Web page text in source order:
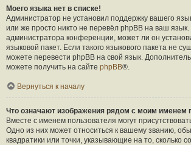
Моего языка нет в списке!
Администратор не установил поддержку вашего
или же просто никто не перевёл phpBB на ваш
администратора конференции, может ли он
языковой пакет. Если такого языкового пакета не
можете перевести phpBB на свой язык.
можете получить на сайте phpBB®.
Вернуться к началу
Что означают изображения рядом с моим именем
Вместе с именем пользователя могут
Одно из них может относиться к вашему званию,
квадратики или точки, указывающие на то, сколько